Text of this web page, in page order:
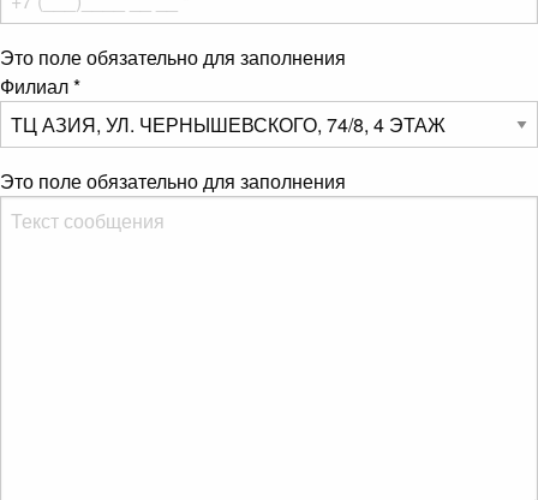
Это поле обязательно для заполнения
Филиал*
Это поле обязательно для заполнения